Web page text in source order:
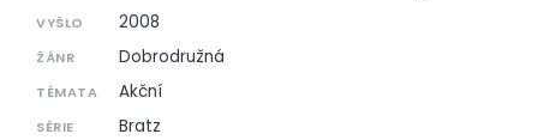
VYŠLO 2008
ŽÁNR Dobrodružná
TÉMATA Akční
SÉRIE Bratz